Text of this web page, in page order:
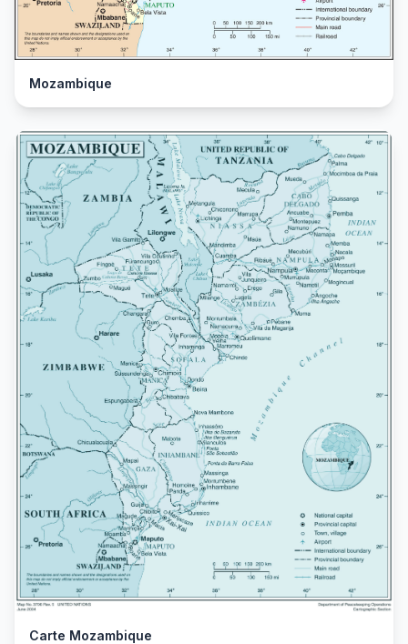
Mozambique
Carte Mozambique